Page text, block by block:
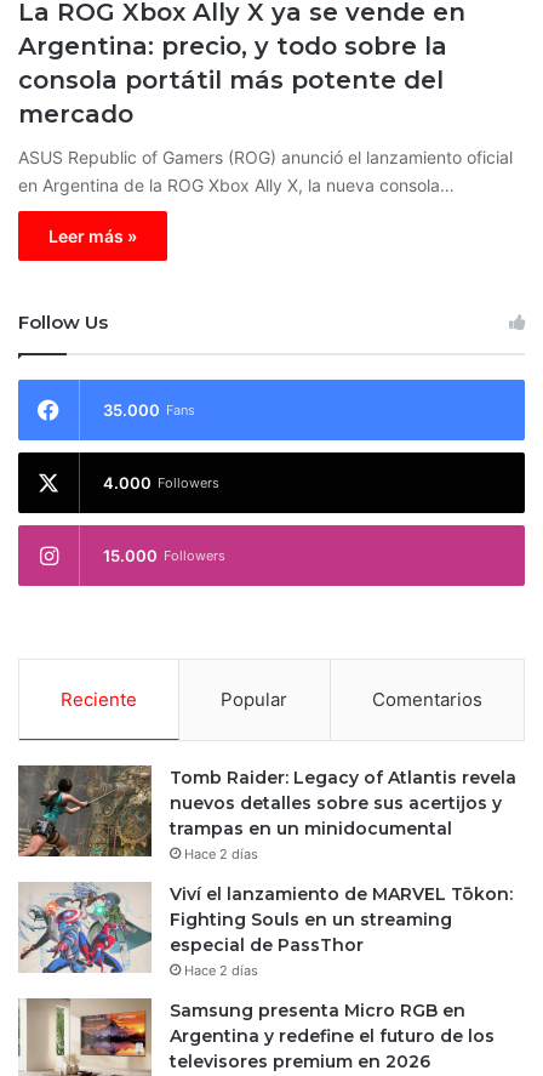
La ROG Xbox Ally X ya se vende en
Argentina: precio, y todo sobre la
consola portátil más potente del
mercado
ASUS Republic of Gamers (ROG) anunció el lanzamiento oficial
en Argentina de la ROG Xbox Ally X, la nueva consola…
Leer más »
Follow Us
35.000 Fans
4.000 Followers
15.000 Followers
Reciente Popular Comentarios
Tomb Raider: Legacy of Atlantis revela
nuevos detalles sobre sus acertijos y
trampas en un minidocumental
Hace 2 días
Viví el lanzamiento de MARVEL Tōkon:
Fighting Souls en un streaming
especial de PassThor
Hace 2 días
Samsung presenta Micro RGB en
Argentina y redefine el futuro de los
televisores premium en 2026